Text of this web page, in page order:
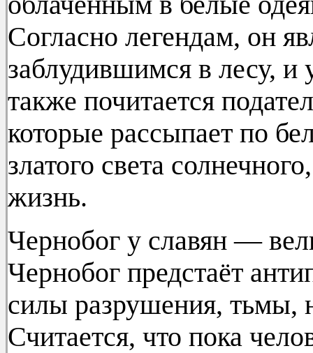
Согласно легендам, он
заблудившимся в лесу, и
также почитается
которые рассыпает по
златого света
жизнь.
Чернобог у славян —
Чернобог предстаёт
силы разрушения, тьмы,
Считается, что пока